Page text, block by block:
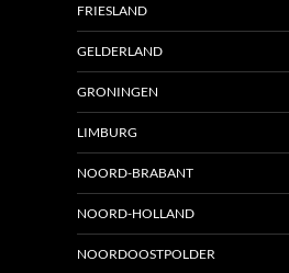
FRIESLAND
GELDERLAND
GRONINGEN
LIMBURG
NOORD-BRABANT
NOORD-HOLLAND
NOORDOOSTPOLDER